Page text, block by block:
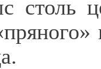
столь